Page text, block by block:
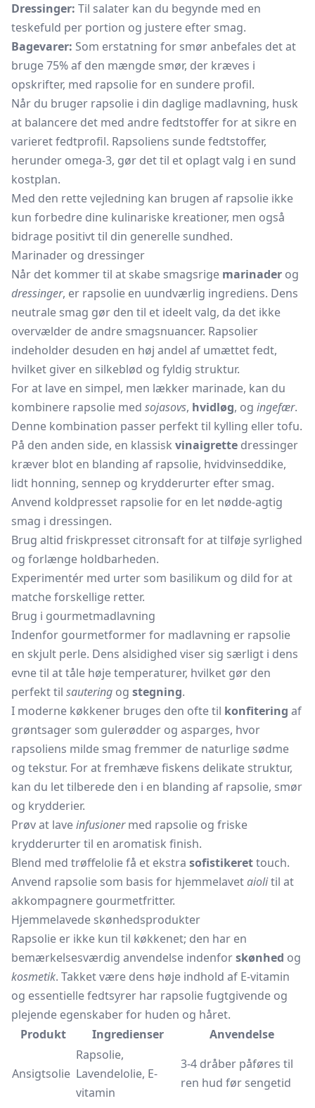
Dressinger: Til salater kan du begynde med en
teskefuld per portion og justere efter smag.
Bagevarer: Som erstatning for smør anbefales det at
bruge 75% af den mængde smør, der kræves i
opskrifter, med rapsolie for en sundere profil.
Når du bruger rapsolie i din daglige madlavning, husk
at balancere det med andre fedtstoffer for at sikre en
varieret fedtprofil. Rapsoliens sunde fedtstoffer,
herunder omega-3, gør det til et oplagt valg i en sund
kostplan.
Med den rette vejledning kan brugen af rapsolie ikke
kun forbedre dine kulinariske kreationer, men også
bidrage positivt til din generelle sundhed.
Marinader og dressinger
Når det kommer til at skabe smagsrige marinader og
dressinger, er rapsolie en uundværlig ingrediens. Dens
neutrale smag gør den til et ideelt valg, da det ikke
overvælder de andre smagsnuancer. Rapsolier
indeholder desuden en høj andel af umættet fedt,
hvilket giver en silkeblød og fyldig struktur.
For at lave en simpel, men lækker marinade, kan du
kombinere rapsolie med sojasovs, hvidløg, og ingefær.
Denne kombination passer perfekt til kylling eller tofu.
På den anden side, en klassisk vinaigrette dressinger
kræver blot en blanding af rapsolie, hvidvinseddike,
lidt honning, sennep og krydderurter efter smag.
Anvend koldpresset rapsolie for en let nødde-agtig
smag i dressingen.
Brug altid friskpresset citronsaft for at tilføje syrlighed
og forlænge holdbarheden.
Experimentér med urter som basilikum og dild for at
matche forskellige retter.
Brug i gourmetmadlavning
Indenfor gourmetformer for madlavning er rapsolie
en skjult perle. Dens alsidighed viser sig særligt i dens
evne til at tåle høje temperaturer, hvilket gør den
perfekt til sautering og stegning.
I moderne køkkener bruges den ofte til konfitering af
grøntsager som gulerødder og asparges, hvor
rapsoliens milde smag fremmer de naturlige sødme
og tekstur. For at fremhæve fiskens delikate struktur,
kan du let tilberede den i en blanding af rapsolie, smør
og krydderier.
Prøv at laveinfusionermed rapsolie og friske
krydderurter til en aromatisk finish.
Blend med trøffelolie få et ekstra sofistikerettouch.
Anvend rapsolie som basis for hjemmelavetaiolitil at
akkompagnere gourmetfritter.
Hjemmelavede skønhedsprodukter
Rapsolie er ikke kun til køkkenet; den har en
bemærkelsesværdig anvendelse indenforskønhed og
kosmetik. Takket være dens høje indhold af E-vitamin
og essentielle fedtsyrer har rapsolie fugtgivende og
plejende egenskaber for huden og håret.
Produkt
Ingredienser Anvendelse
Ansigtsolie
Rapsolie,
Lavendelolie, E-
vitamin
3-4 dråber påføres til
ren hud før sengetid